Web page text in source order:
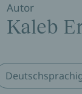
Autor
Kaleb